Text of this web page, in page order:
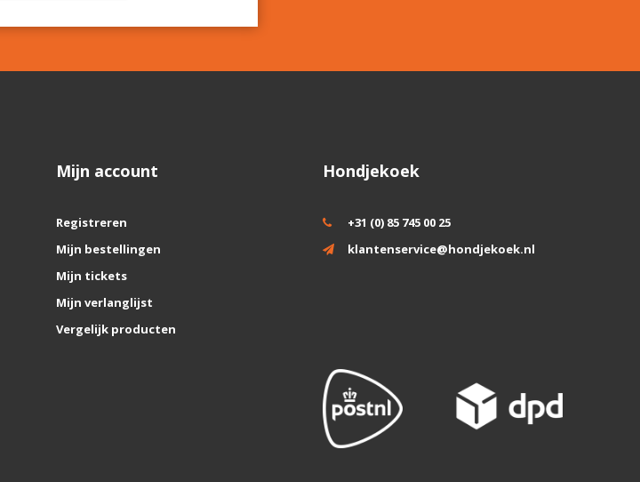
Mijn account
Registreren
Mijn bestellingen
Mijn tickets
Mijn verlanglijst
Vergelijk producten
Hondjekoek
+31 (0) 85 745 00 25
klantenservice@hondjekoek.nl